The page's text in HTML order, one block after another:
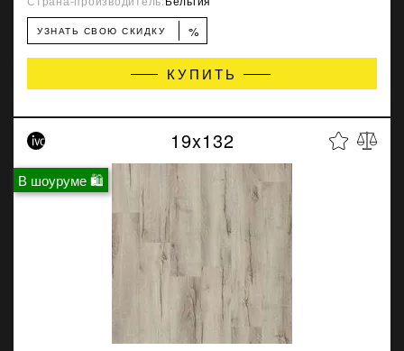
УЗНАТЬ СВОЮ СКИДКУ %
КУПИТЬ
В шоуруме 🛍
19x132